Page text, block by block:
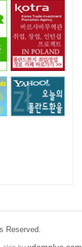
Reserved.